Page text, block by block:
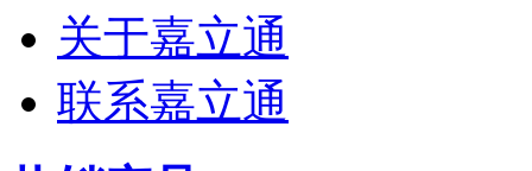
关于嘉立通
联系嘉立通